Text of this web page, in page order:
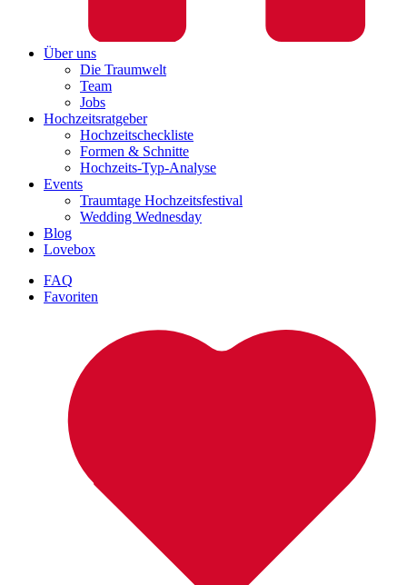
Über uns
Die Traumwelt
Team
Jobs
Hochzeitsratgeber
Hochzeitscheckliste
Formen & Schnitte
Hochzeits-Typ-Analyse
Events
Traumtage Hochzeitsfestival
Wedding Wednesday
Blog
Lovebox
FAQ
Favoriten